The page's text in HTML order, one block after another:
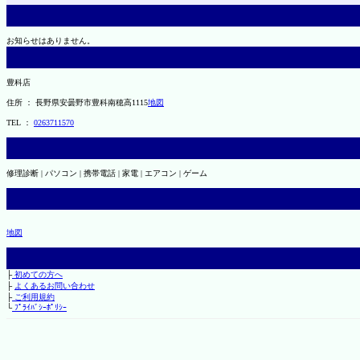
お知らせはありません。
豊科店
住所 ： 長野県安曇野市豊科南穂高1115地図
TEL ： 0263711570
修理診断 | パソコン | 携帯電話 | 家電 | エアコン | ゲーム
地図
├初めての方へ
├ よくあるお問い合わせ
├ご利用規約
└ﾌﾟﾗｲﾊﾞｼｰﾎﾟﾘｼｰ